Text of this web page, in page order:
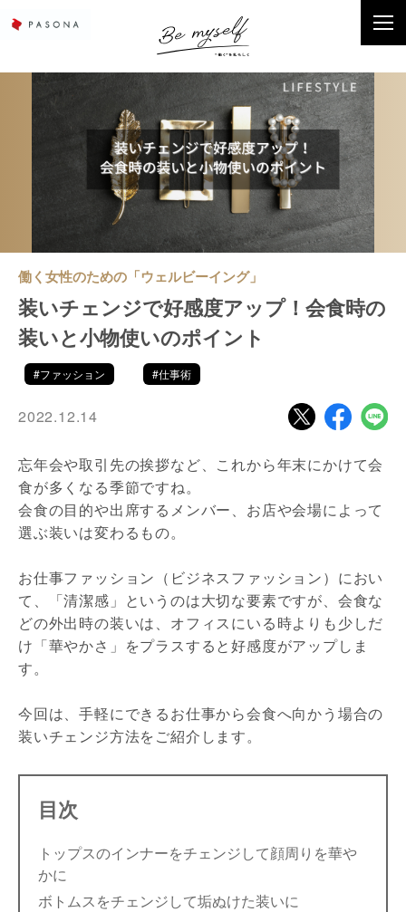
働く女性のための「ウェルビーイング」
装いチェンジで好感度アップ！会食時の
装いと小物使いのポイント
#ファッション #仕事術
2022.12.14
忘年会や取引先の挨拶など、これから年末にかけて会
食が多くなる季節ですね。
会食の目的や出席するメンバー、お店や会場によって
選ぶ装いは変わるもの。
お仕事ファッション（ビジネスファッション）におい
て、「清潔感」というのは大切な要素ですが、会食な
どの外出時の装いは、オフィスにいる時よりも少しだ
け「華やかさ」をプラスすると好感度がアップしま
す。
今回は、手軽にできるお仕事から会食へ向かう場合の
装いチェンジ方法をご紹介します。
目次
トップスのインナーをチェンジして顔周りを華や
かに
ボトムスをチェンジして垢ぬけた装いに